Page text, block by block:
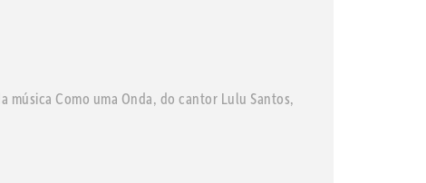
Como uma Onda, do cantor Lulu Santos,